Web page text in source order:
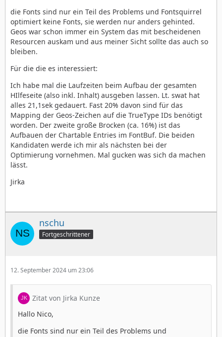
die Fonts sind nur ein Teil des Problems und Fontsquirrel
optimiert keine Fonts, sie werden nur anders gehinted.
Geos war schon immer ein System das mit bescheidenen
Resourcen auskam und aus meiner Sicht sollte das auch so
bleiben.
Für die die es interessiert:
Ich habe mal die Laufzeiten beim Aufbau der gesamten
HIlfeseite (also inkl. Inhalt) ausgeben lassen. Lt. swat hat
alles 21,1sek gedauert. Fast 20% davon sind für das
Mapping der Geos-Zeichen auf die TrueType IDs benötigt
worden. Der zweite große Brocken (ca. 16%) ist das
Aufbauen der Chartable Entries im FontBuf. Die beiden
Kandidaten werde ich mir als nächsten bei der
Optimierung vornehmen. Mal gucken was sich da machen
lässt.
Jirka
nschu
Fortgeschrittener
12. September 2024 um 23:06
Zitat von Jirka Kunze
Hallo Nico,
die Fonts sind nur ein Teil des Problems und